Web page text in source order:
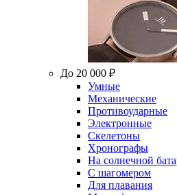
До 20 000 ₽
Умные
Механические
Противоударные
Электронные
Скелетоны
Хронографы
На солнечной
С шагомером
Для плавания